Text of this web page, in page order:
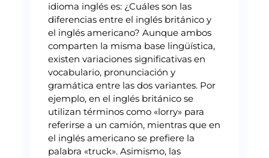
idioma inglés es: ¿Cuáles son las
diferencias entre el inglés británico y
el inglés americano? Aunque ambos
comparten la misma base lingüística,
existen variaciones significativas en
vocabulario, pronunciación y
gramática entre las dos variantes. Por
ejemplo, en el inglés británico se
utilizan términos como «lorry» para
referirse a un camión, mientras que en
el inglés americano se prefiere la
palabra «truck». Asimismo, las